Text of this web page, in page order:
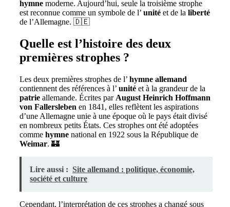
hymne moderne. Aujourd’hui, seule la troisième strophe
est reconnue comme un symbole de l’ unité et de la liberté
de l’Allemagne. 🇩🇪
Quelle est l’histoire des deux
premières strophes ?
Les deux premières strophes de l’ hymne allemand
contiennent des références à l’ unité et à la grandeur de la
patrie allemande. Écrites par August Heinrich Hoffmann
von Fallersleben en 1841, elles reflètent les aspirations
d’une Allemagne unie à une époque où le pays était divisé
en nombreux petits États. Ces strophes ont été adoptées
comme hymne national en 1922 sous la République de
Weimar. 🏰
Lire aussi : Site allemand : politique, économie,
société et culture
Cependant, l’interprétation de ces strophes a changé sous